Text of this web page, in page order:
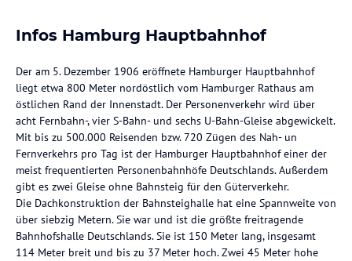
Infos Hamburg Hauptbahnhof
Der am 5. Dezember 1906 eröffnete Hamburger Hauptbahnhof
liegt etwa 800 Meter nordöstlich vom Hamburger Rathaus am
östlichen Rand der Innenstadt. Der Personenverkehr wird über
acht Fernbahn-, vier S-Bahn- und sechs U-Bahn-Gleise abgewickelt.
Mit bis zu 500.000 Reisenden bzw. 720 Zügen des Nah- un
Fernverkehrs pro Tag ist der Hamburger Hauptbahnhof einer der
meist frequentierten Personenbahnhöfe Deutschlands. Außerdem
gibt es zwei Gleise ohne Bahnsteig für den Güterverkehr.
Die Dachkonstruktion der Bahnsteighalle hat eine Spannweite von
über siebzig Metern. Sie war und ist die größte freitragende
Bahnhofshalle Deutschlands. Sie ist 150 Meter lang, insgesamt
114 Meter breit und bis zu 37 Meter hoch. Zwei 45 Meter hohe